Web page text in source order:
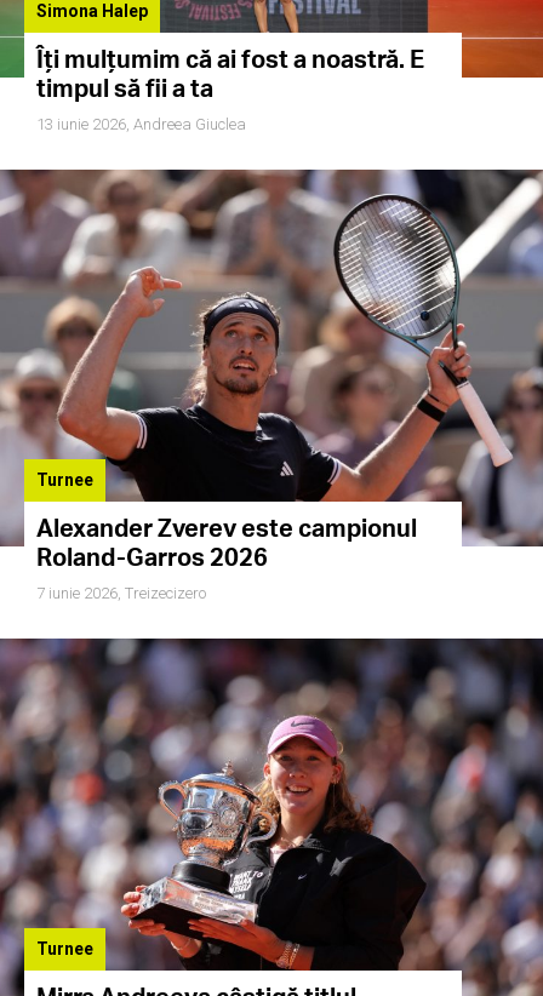
Simona Halep
Îți mulțumim că ai fost a noastră. E
timpul să fii a ta
13 iunie 2026, Andreea Giuclea
Turnee
Alexander Zverev este campionul
Roland-Garros 2026
7 iunie 2026, Treizecizero
Turnee